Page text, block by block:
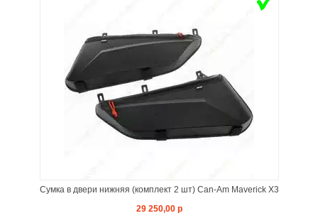
Сумка в двери нижняя (комплект 2 шт) Can-Am Maverick X3
29 250,00 р